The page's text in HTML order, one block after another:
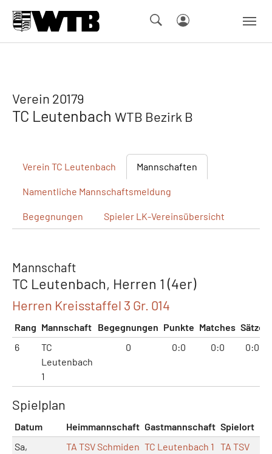
Verein 20179
TC Leutenbach WTB Bezirk B
Verein TC Leutenbach Mannschaften
Namentliche Mannschaftsmeldung
Begegnungen Spieler LK-Vereinsübersicht
Mannschaft
TC Leutenbach, Herren 1 (4er)
Herren Kreisstaffel 3 Gr. 014
Rang Mannschaft Begegnungen Punkte Matches Sätze
6
TC
Leutenbach
1
0 0:0 0:0 0:0
Spielplan
Datum Heimmannschaft Gastmannschaft Spielort
Sa,
TA TSV Schmiden TC Leutenbach 1
TA TSV